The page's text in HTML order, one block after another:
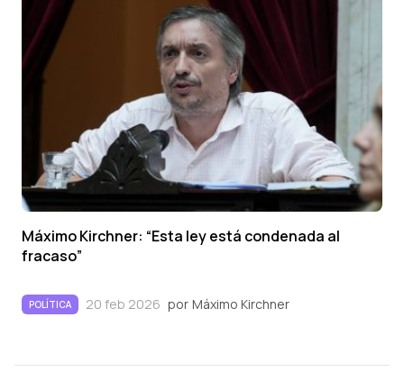
Máximo Kirchner: “Esta ley está condenada al
fracaso”
POLÍTICA 20 feb 2026 por Máximo Kirchner